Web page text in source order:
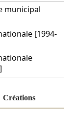
municipal
[1994-
Créations